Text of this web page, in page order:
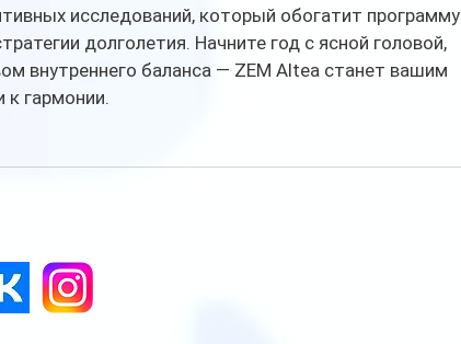
исследований, который обогатит программу
долголетия. Начните год с ясной головой,
внутреннего баланса — ZEM Altea станет вашим
гармонии.